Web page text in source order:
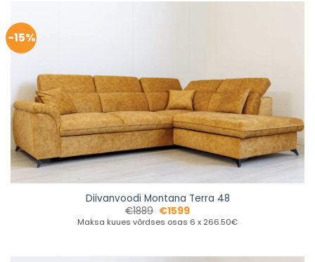
-15%
Diivanvoodi Montana Terra 48
€1889 €1599
Maksa kuues võrdses osas 6 x 266.50€